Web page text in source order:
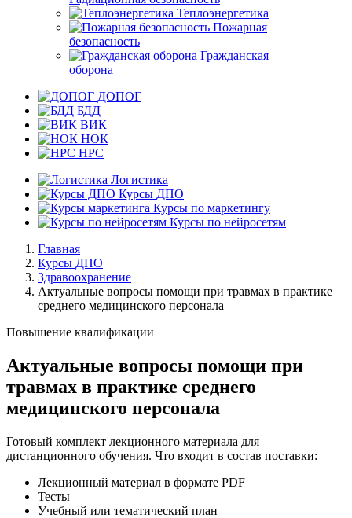
Теплоэнергетика
Пожарная
безопасность
Гражданская
оборона
ДОПОГ
БДД
ВИК
НОК
НРС
Логистика
Курсы ДПО
Курсы по маркетингу
Курсы по нейросетям
Главная
Курсы ДПО
Здравоохранение
Актуальные вопросы помощи при травмах в практике
среднего медицинского персонала
Повышение квалификации
Актуальные вопросы помощи при
травмах в практике среднего
медицинского персонала
Готовый комплект лекционного материала для
дистанционного обучения. Что входит в состав поставки:
Лекционный материал в формате PDF
Тесты
Учебный или тематический план